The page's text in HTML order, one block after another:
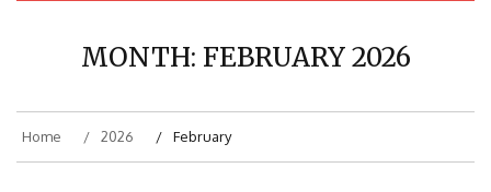
MONTH: FEBRUARY 2026
Home 2026 February